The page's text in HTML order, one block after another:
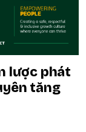
lược phát
tăng